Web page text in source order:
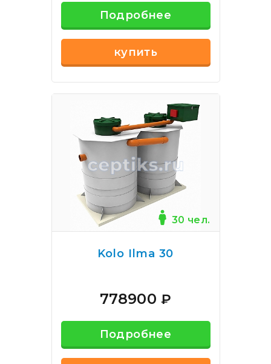
Подробнее
купить
30 чел.
Kolo Ilma 30
778900₽
Подробнее